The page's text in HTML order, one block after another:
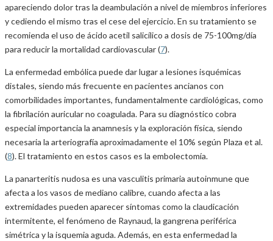
apareciendo dolor tras la deambulación a nivel de miembros inferiores
y cediendo el mismo tras el cese del ejercicio. En su tratamiento se
recomienda el uso de ácido acetil salicílico a dosis de 75-100mg/día
para reducir la mortalidad cardiovascular (7).
La enfermedad embólica puede dar lugar a lesiones isquémicas
distales, siendo más frecuente en pacientes ancianos con
comorbilidades importantes, fundamentalmente cardiológicas, como
la fibrilación auricular no coagulada. Para su diagnóstico cobra
especial importancia la anamnesis y la exploración física, siendo
necesaria la arteriografía aproximadamente el 10% según Plaza et al.
(8). El tratamiento en estos casos es la embolectomía.
La panarteritis nudosa es una vasculitis primaria autoinmune que
afecta a los vasos de mediano calibre, cuando afecta a las
extremidades pueden aparecer síntomas como la claudicación
intermitente, el fenómeno de Raynaud, la gangrena periférica
simétrica y la isquemia aguda. Además, en esta enfermedad la